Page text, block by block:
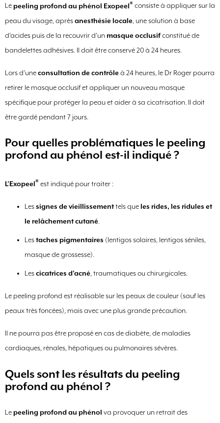
Le peeling profond au phénol Exopeel ® consiste à appliquer sur la
peau du visage, aprèsanesthésie locale, une solution à base
d’acides puis de la recouvrir d’un masque occlusifconstitué de
bandelettes adhésives. Il doit être conservé 20 à 24 heures.
Lors d’uneconsultation de contrôle à 24 heures, le Dr Roger pourra
retirer le masque occlusif et appliquer un nouveau masque
spécifique pour protéger la peau et aider à sa cicatrisation. Il doit
être gardé pendant 7 jours.
Pour quelles problématiques le peeling
profond au phénol est-il indiqué ?
L’Exopeel ® est indiqué pour traiter :
Lessignes de vieillissementtels que les rides, les ridules et
le relâchement cutané.
Lestaches pigmentaires (lentigos solaires, lentigos séniles,
masque de grossesse).
Lescicatrices d’acné, traumatiques ou chirurgicales.
Le peeling profond est réalisable sur les peaux de couleur (sauf les
peaux très foncées), mais avec une plus grande précaution.
Il ne pourra pas être proposé en cas de diabète, de maladies
cardiaques, rénales, hépatiques ou pulmonaires sévères.
Quels sont les résultats du peeling
profond au phénol ?
Le peeling profond au phénol va provoquer un retrait des